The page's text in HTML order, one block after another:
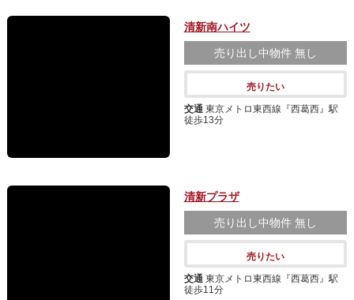
清新南ハイツ
売り出し中物件 無し
売りたい
交通 東京メトロ東西線『西葛西』駅
徒歩13分
清新プラザ
売り出し中物件 無し
売りたい
交通 東京メトロ東西線『西葛西』駅
徒歩11分